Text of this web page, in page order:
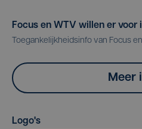
Focus en WTV willen er voor
Toegankelijkheidsinfo van Focus
Meer
Logo's